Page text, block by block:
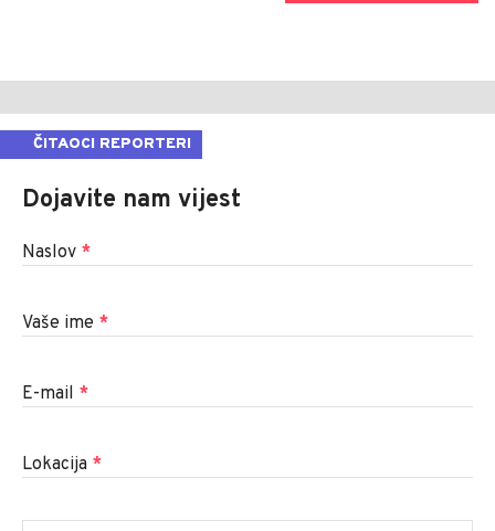
ČITAOCI REPORTERI
Dojavite nam vijest
Naslov *
Vaše ime *
E-mail *
Lokacija *